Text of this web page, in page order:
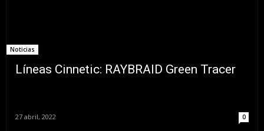
Noticias
Líneas Cinnetic: RAYBRAID Green Tracer
27 abril, 2022 0